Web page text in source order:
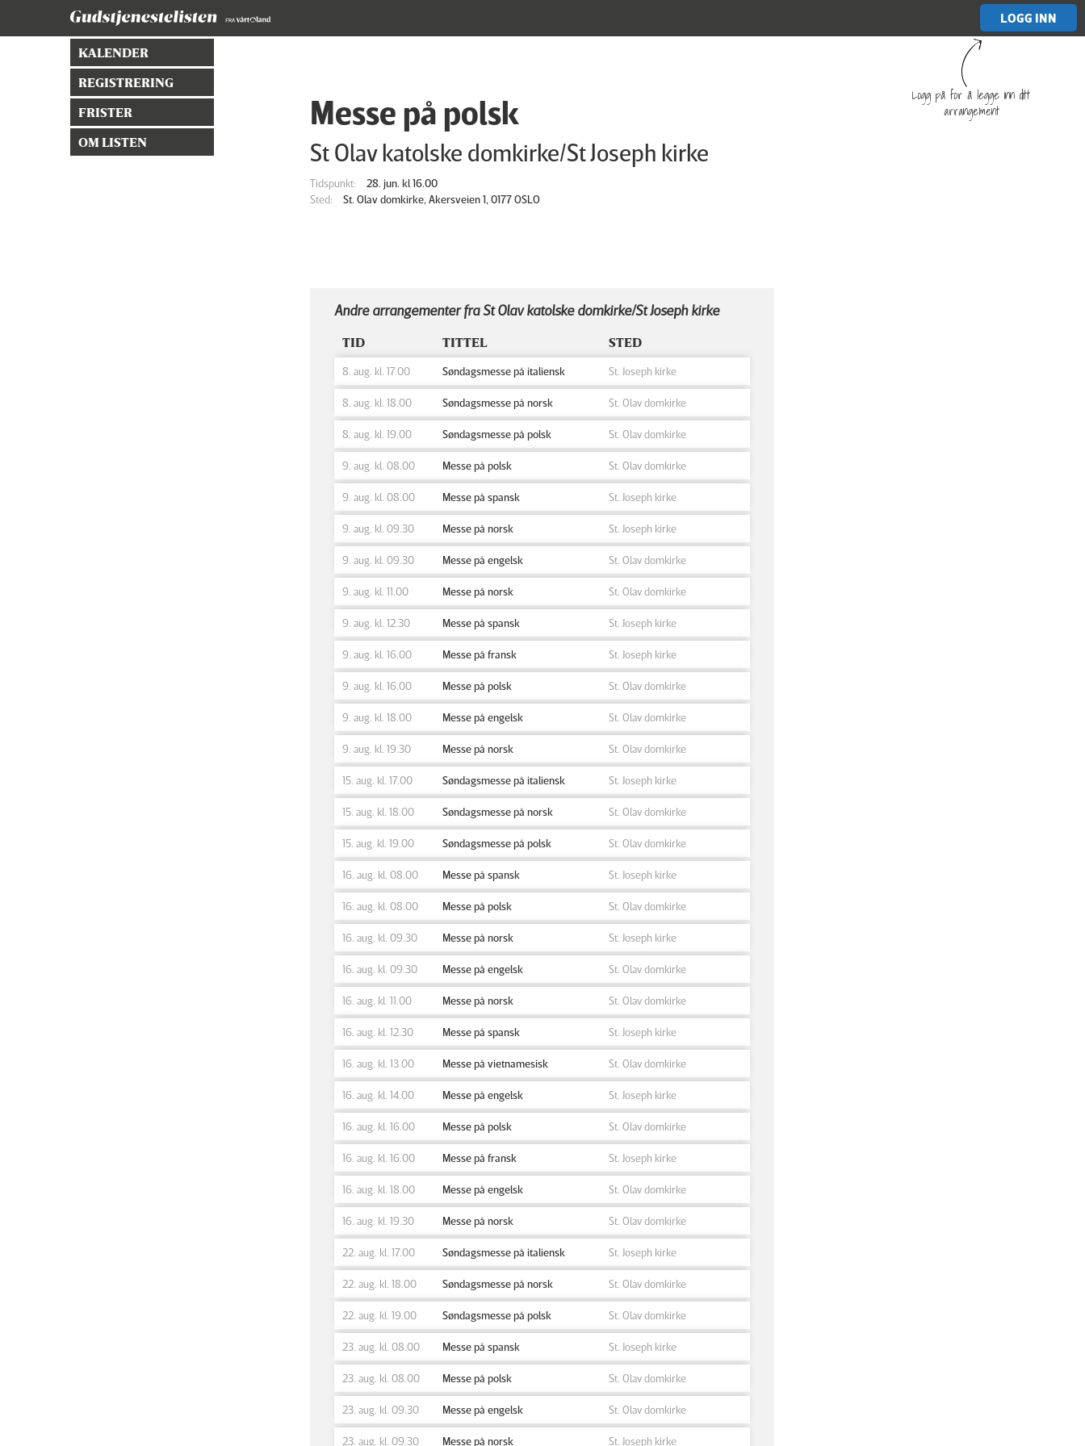
LOGG INN
Logg på for å legge inn ditt
arrangement
KALENDER
REGISTRERING
FRISTER
OM LISTEN
Messe på polsk
St Olav katolske domkirke/St Joseph kirke
Tidspunkt:
28. jun. kl 16.00
Sted:
St. Olav domkirke, Akersveien 1, 0177 OSLO
Andre arrangementer fra St Olav katolske domkirke/St Joseph kirke
TID TITTEL STED
8. aug. kl. 17.00 Søndagsmesse på italiensk St. Joseph kirke
8. aug. kl. 18.00 Søndagsmesse på norsk St. Olav domkirke
8. aug. kl. 19.00 Søndagsmesse på polsk St. Olav domkirke
9. aug. kl. 08.00 Messe på polsk St. Olav domkirke
9. aug. kl. 08.00 Messe på spansk St. Joseph kirke
9. aug. kl. 09.30 Messe på norsk St. Joseph kirke
9. aug. kl. 09.30 Messe på engelsk St. Olav domkirke
9. aug. kl. 11.00 Messe på norsk St. Olav domkirke
9. aug. kl. 12.30 Messe på spansk St. Joseph kirke
9. aug. kl. 16.00 Messe på fransk St. Joseph kirke
9. aug. kl. 16.00 Messe på polsk St. Olav domkirke
9. aug. kl. 18.00 Messe på engelsk St. Olav domkirke
9. aug. kl. 19.30 Messe på norsk St. Olav domkirke
15. aug. kl. 17.00 Søndagsmesse på italiensk St. Joseph kirke
15. aug. kl. 18.00 Søndagsmesse på norsk St. Olav domkirke
15. aug. kl. 19.00 Søndagsmesse på polsk St. Olav domkirke
16. aug. kl. 08.00 Messe på spansk St. Joseph kirke
16. aug. kl. 08.00 Messe på polsk St. Olav domkirke
16. aug. kl. 09.30 Messe på norsk St. Joseph kirke
16. aug. kl. 09.30 Messe på engelsk St. Olav domkirke
16. aug. kl. 11.00 Messe på norsk St. Olav domkirke
16. aug. kl. 12.30 Messe på spansk St. Joseph kirke
16. aug. kl. 13.00 Messe på vietnamesisk St. Olav domkirke
16. aug. kl. 14.00 Messe på engelsk St. Joseph kirke
16. aug. kl. 16.00 Messe på polsk St. Olav domkirke
16. aug. kl. 16.00 Messe på fransk St. Joseph kirke
16. aug. kl. 18.00 Messe på engelsk St. Olav domkirke
16. aug. kl. 19.30 Messe på norsk St. Olav domkirke
22. aug. kl. 17.00 Søndagsmesse på italiensk St. Joseph kirke
22. aug. kl. 18.00 Søndagsmesse på norsk St. Olav domkirke
22. aug. kl. 19.00 Søndagsmesse på polsk St. Olav domkirke
23. aug. kl. 08.00 Messe på spansk St. Joseph kirke
23. aug. kl. 08.00 Messe på polsk St. Olav domkirke
23. aug. kl. 09.30 Messe på engelsk St. Olav domkirke
23. aug. kl. 09.30 Messe på norsk St. Joseph kirke